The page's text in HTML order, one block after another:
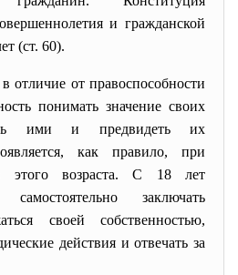
и гражданской
(ст. 60).
отличие от правоспособности
понимать значение своих
ими и предвидеть их
как правило, при
этого возраста. С 18 лет
заключать
своей собственностью,
действия и отвечать за